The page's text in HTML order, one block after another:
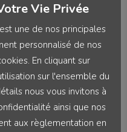
Vie Privée
une de nos principales
personnalisé de nos
En cliquant sur
sur l'ensemble du
nous vous invitons à
ainsi que nos
aux règlementation en